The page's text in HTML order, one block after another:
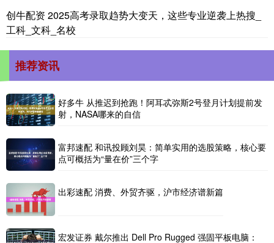
创牛配资 2025高考录取趋势大变天，这些专业逆袭上热搜_
工科_文科_名校
推荐资讯
好多牛 从推迟到抢跑！阿耳忒弥斯2号登月计划提前发
射，NASA哪来的自信
富邦速配 和讯投顾刘昊：简单实用的选股策略，核心要
点可概括为“量在价”三个字
出彩速配 消费、外贸齐驱，沪市经济谱新篇
宏发证券 戴尔推出 Dell Pro Rugged 强固平板电脑：